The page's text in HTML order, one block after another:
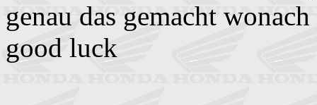
genau das gemacht
good luck